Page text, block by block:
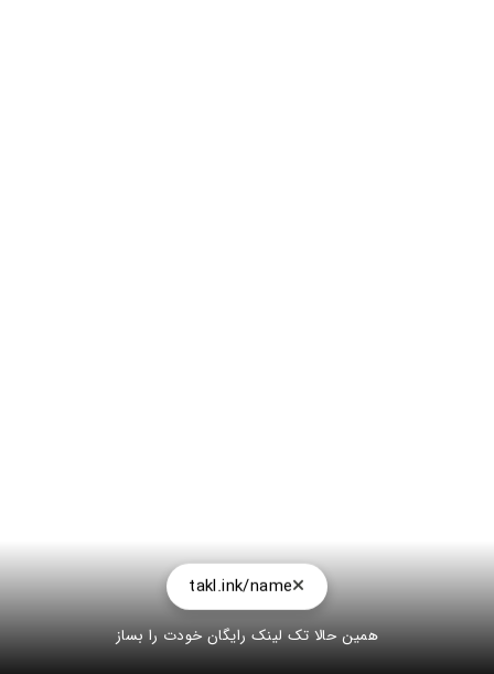
takl.ink/name
همین حالا تک لینک رایگان خودت را بساز